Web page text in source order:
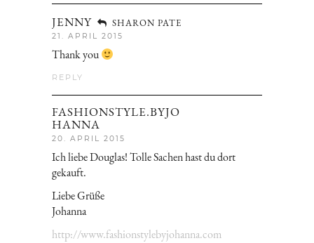
JENNY SHARON PATE
21. APRIL 2015
Thank you
REPLY
FASHIONSTYLE.BYJO
HANNA
20. APRIL 2015
Ich liebe Douglas! Tolle Sachen hast du dort
gekauft.
Liebe Grüße
Johanna
http://www.fashionstylebyjohanna.com